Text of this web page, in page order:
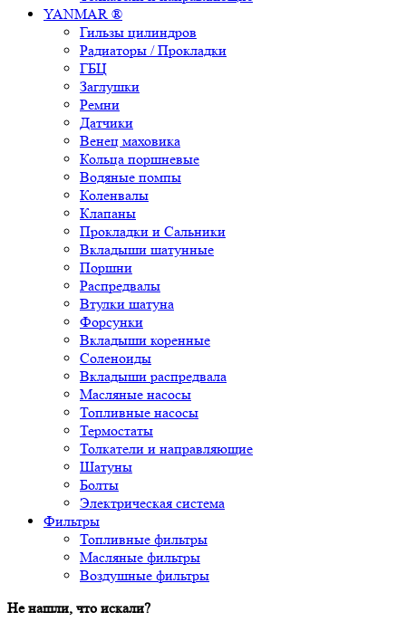
YANMAR ®
Гильзы цилиндров
Радиаторы / Прокладки
ГБЦ
Заглушки
Ремни
Датчики
Венец маховика
Кольца поршневые
Водяные помпы
Коленвалы
Клапаны
Прокладки и Сальники
Вкладыши шатунные
Поршни
Распредвалы
Втулки шатуна
Форсунки
Вкладыши коренные
Соленоиды
Вкладыши распредвала
Масляные насосы
Топливные насосы
Термостаты
Толкатели и направляющие
Шатуны
Болты
Электрическая система
Фильтры
Топливные фильтры
Масляные фильтры
Воздушные фильтры
Не нашли, что искали?